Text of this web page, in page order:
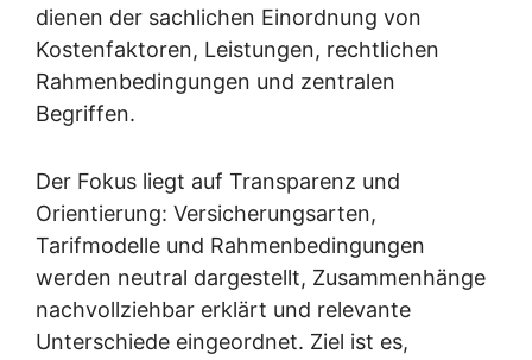
dienen der sachlichen Einordnung von
Kostenfaktoren, Leistungen, rechtlichen
Rahmenbedingungen und zentralen
Begriffen.
Der Fokus liegt auf Transparenz und
Orientierung: Versicherungsarten,
Tarifmodelle und Rahmenbedingungen
werden neutral dargestellt, Zusammenhänge
nachvollziehbar erklärt und relevante
Unterschiede eingeordnet. Ziel ist es,